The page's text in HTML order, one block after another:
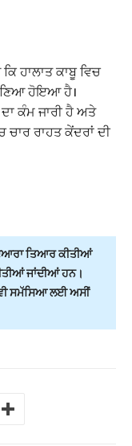
ਹਾਲਾਤ ਕਾਬੂ ਵਿਚ
ਹੋਇਆ ਹੈ।
ਕੰਮ ਜਾਰੀ ਹੈ ਅਤੇ
ਚਾਰ ਰਾਹਤ ਕੇਂਦਰਾਂ ਦੀ
ਤਿਆਰ ਕੀਤੀਆਂ
ਜਾਂਦੀਆਂ ਹਨ।
ਸਮੱਸਿਆ ਲਈ ਅਸੀਂ